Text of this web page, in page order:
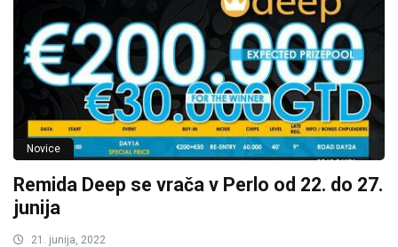
Novice
Remida Deep se vrača v Perlo od 22. do 27.
junija
21. junija, 2022